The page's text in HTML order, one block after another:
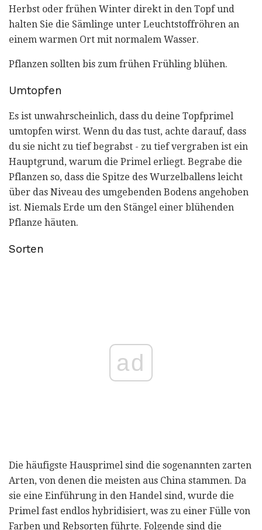
Herbst oder frühen Winter direkt in den Topf und
halten Sie die Sämlinge unter Leuchtstoffröhren an
einem warmen Ort mit normalem Wasser.
Pflanzen sollten bis zum frühen Frühling blühen.
Umtopfen
Es ist unwahrscheinlich, dass du deine Topfprimel
umtopfen wirst. Wenn du das tust, achte darauf, dass
du sie nicht zu tief begrabst - zu tief vergraben ist ein
Hauptgrund, warum die Primel erliegt. Begrabe die
Pflanzen so, dass die Spitze des Wurzelballens leicht
über das Niveau des umgebenden Bodens angehoben
ist. Niemals Erde um den Stängel einer blühenden
Pflanze häuten.
Sorten
ad
Die häufigste Hausprimel sind die sogenannten zarten
Arten, von denen die meisten aus China stammen. Da
sie eine Einführung in den Handel sind, wurde die
Primel fast endlos hybridisiert, was zu einer Fülle von
Farben und Rebsorten führte. Folgende sind die